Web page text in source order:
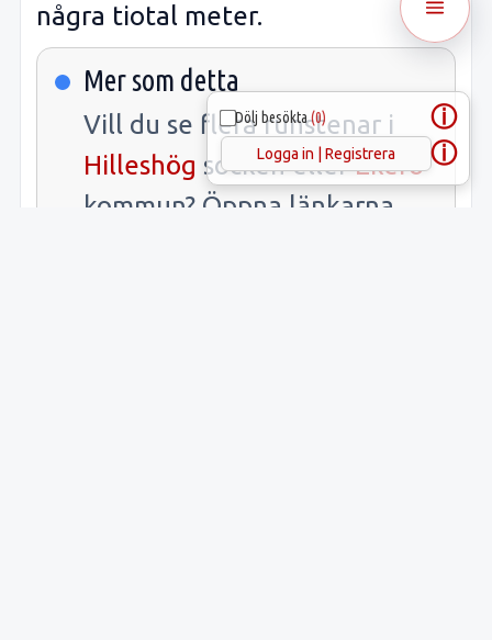
Dölj besökta(0) ⓘ
Logga in | Registrera ⓘ
några tiotal meter.
Mer som detta
Vill du se flera runstenar i
Hilleshög socken ellerEkerö
kommun? Öppna länkarna.